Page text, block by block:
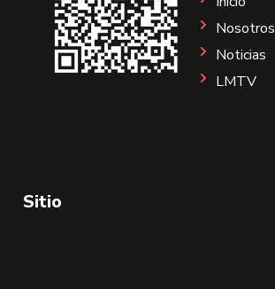
Sitio
Nosotros
Noticias
LMTV